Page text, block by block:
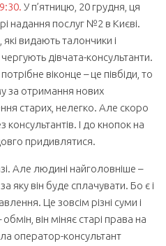
У п’ятницю, 20 грудня, ця
надання послуг №2 в Києві.
видають талончики і
дівчата-консультанти.
віконце – це півбіди, то
за отримання нових
старих, нелегко. Але скоро
І до кнопок на
придивлятися.
Але людині найголовніше –
яку він буде сплачувати. Бо є і
Це зовсім різні суми і
він міняє старі права на
оператор-консультант